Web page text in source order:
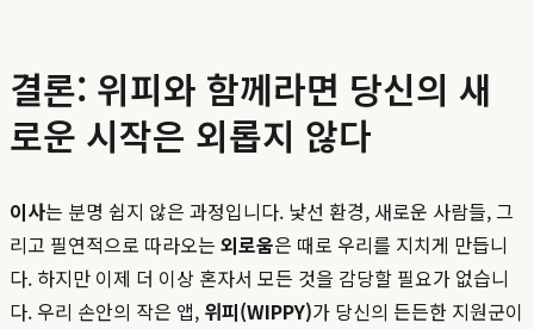
결론: 위피와 함께라면 당신의 새
로운 시작은 외롭지 않다
이사는 분명 쉽지 않은 과정입니다. 낯선 환경, 새로운 사람들, 그
리고 필연적으로 따라오는 외로움은 때로 우리를 지치게 만듭니
다. 하지만 이제 더 이상 혼자서 모든 것을 감당할 필요가 없습니
다. 우리 손안의 작은 앱, 위피(WIPPY)가 당신의 든든한 지원군이